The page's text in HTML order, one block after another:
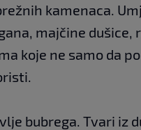
kamenaca.
majčine dušice,
koje ne samo da
bubrega. Tvari iz